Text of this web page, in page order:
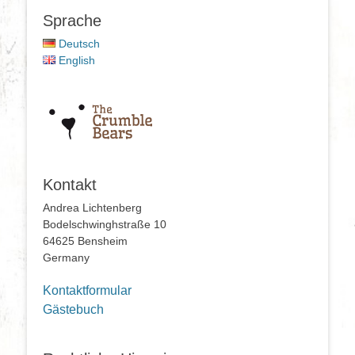
Sprache
Deutsch
English
Kontakt
Andrea Lichtenberg
Bodelschwinghstraße 10
64625 Bensheim
Germany
Kontaktformular
Gästebuch